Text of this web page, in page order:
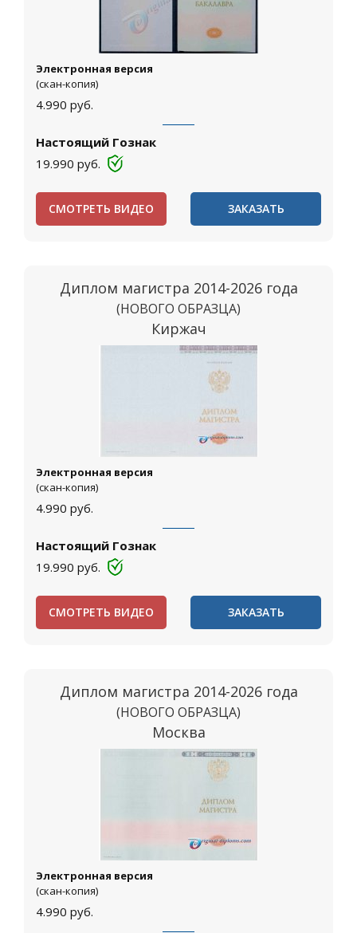
Электронная версия
(скан-копия)
4.990 руб.
Настоящий Гознак
19.990 руб.
СМОТРЕТЬ ВИДЕО ЗАКАЗАТЬ
Диплом магистра 2014-2026 года
(НОВОГО ОБРАЗЦА)
Киржач
Электронная версия
(скан-копия)
4.990 руб.
Настоящий Гознак
19.990 руб.
СМОТРЕТЬ ВИДЕО ЗАКАЗАТЬ
Диплом магистра 2014-2026 года
(НОВОГО ОБРАЗЦА)
Москва
Электронная версия
(скан-копия)
4.990 руб.